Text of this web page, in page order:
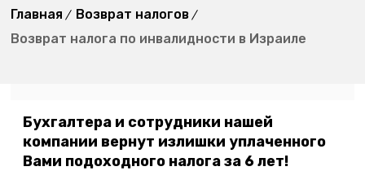
Главная
Возврат налогов
Возврат налога по инвалидности в Израиле
Бухгалтера и сотрудники нашей
компании вернут излишки уплаченного
Вами подоходного налога за 6 лет!